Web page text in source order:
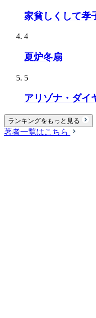
家貧しくして孝
4
夏炉冬扇
5
アリゾナ・ダイ
ランキングをもっと見る
著者一覧はこちら